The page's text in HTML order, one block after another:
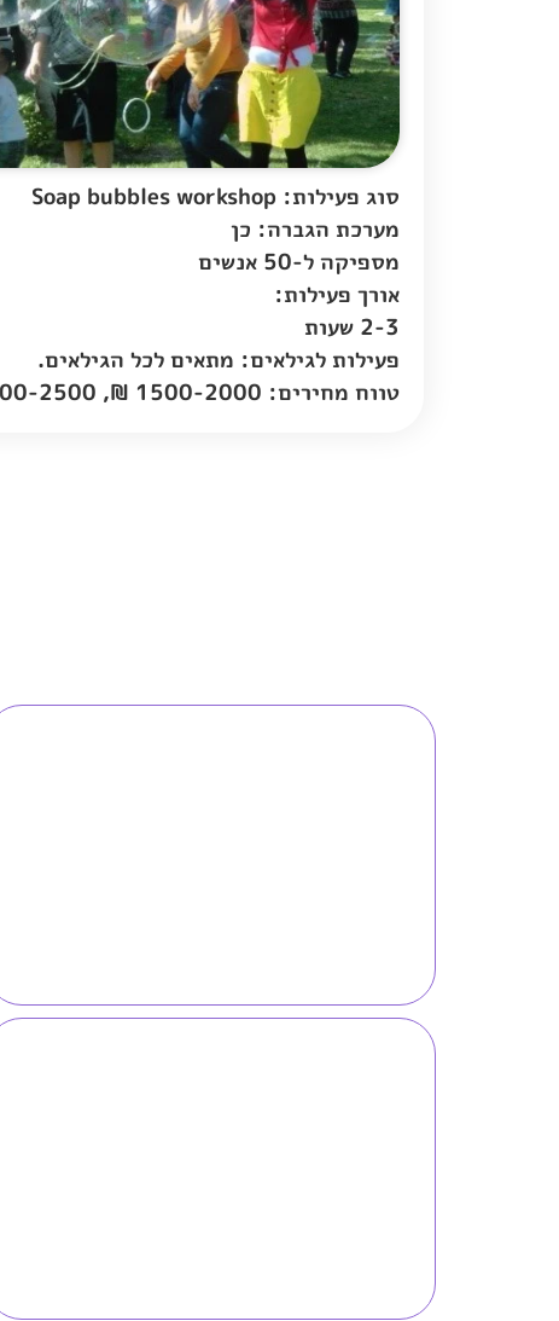
סוג פעילות: Soap bubbles workshop
מערכת הגברה: כן
מספיקה ל-50 אנשים
אורך פעילות:
2-3 שעות
פעילות לגילאים: מתאים לכל הגילאים.
טווח מחירים: 1500-2000 ₪, 2000-2500 ₪